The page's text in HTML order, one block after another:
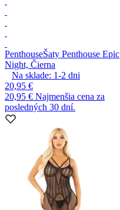
PenthouseŠaty Penthouse Epic
Night, Čierna
Na sklade: 1-2 dni
20,95 €
20,95 € Najmenšia cena za
posledných 30 dní.